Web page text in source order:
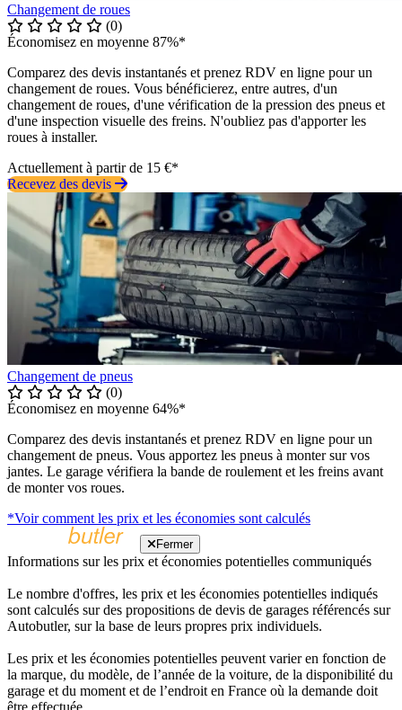
Changement de roues
(0)
Économisez en moyenne 87%*
Comparez des devis instantanés et prenez RDV en ligne pour un
changement de roues. Vous bénéficierez, entre autres, d'un
changement de roues, d'une vérification de la pression des pneus et
d'une inspection visuelle des freins. N'oubliez pas d'apporter les
roues à installer.
Actuellement à partir de 15 €*
Recevez des devis
Changement de pneus
(0)
Économisez en moyenne 64%*
Comparez des devis instantanés et prenez RDV en ligne pour un
changement de pneus. Vous apportez les pneus à monter sur vos
jantes. Le garage vérifiera la bande de roulement et les freins avant
de monter vos roues.
*Voir comment les prix et les économies sont calculés
Fermer
Informations sur les prix et économies potentielles communiqués
Le nombre d'offres, les prix et les économies potentielles indiqués
sont calculés sur des propositions de devis de garages référencés sur
Autobutler, sur la base de leurs propres prix individuels.
Les prix et les économies potentielles peuvent varier en fonction de
la marque, du modèle, de l’année de la voiture, de la disponibilité du
garage et du moment et de l’endroit en France où la demande doit
être effectuée.